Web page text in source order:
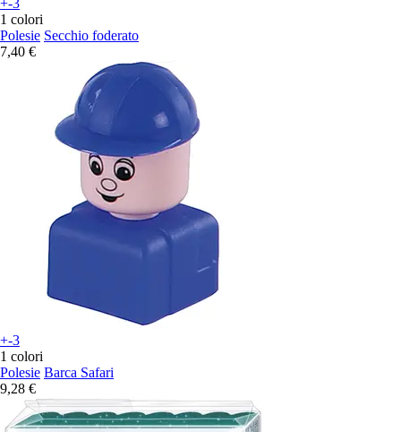
1 colori
Polesie Secchio foderato
7,40 €
+-3
1 colori
Polesie Barca Safari
9,28 €